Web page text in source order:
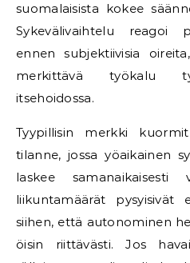
suomalaisista kokee
Sykevälivaihtelu reagoi
ennen subjektiivisia
merkittävä työkalu
itsehoidossa.
Tyypillisin merkki
tilanne, jossa yöaikainen
laskee samanaikaisesti
liikuntamäärät pysyisivät
siihen, että autonominen
öisin riittävästi. Jos